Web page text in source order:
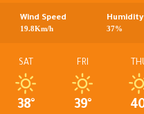
Humidity
37%
Wind Speed
19.8Km/h
FRI
39°
SAT
38°